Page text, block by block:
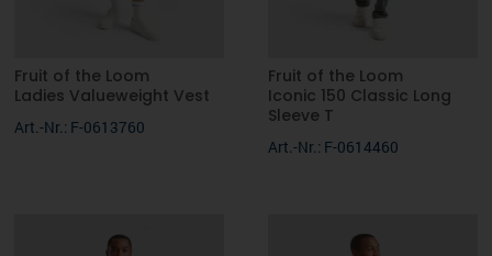
Fruit of the Loom
Ladies Valueweight Vest
Art.-Nr.: F-0613760
Fruit of the Loom
Iconic 150 Classic Long
Sleeve T
Art.-Nr.: F-0614460